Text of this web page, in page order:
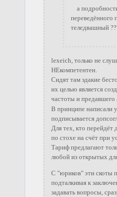
а
переведённого
теледвашный
lexeich, только не
НЕкомпетентен.
Сидят там эдакие
их целью является
частоты и
В принципе написали
подписывается
Для тех, кто перейдёт
по стохе на счёт при
Тариф предлагают
любой из открытых
С "юриков" эти скоты
подталкивая к
задавать вопросы,